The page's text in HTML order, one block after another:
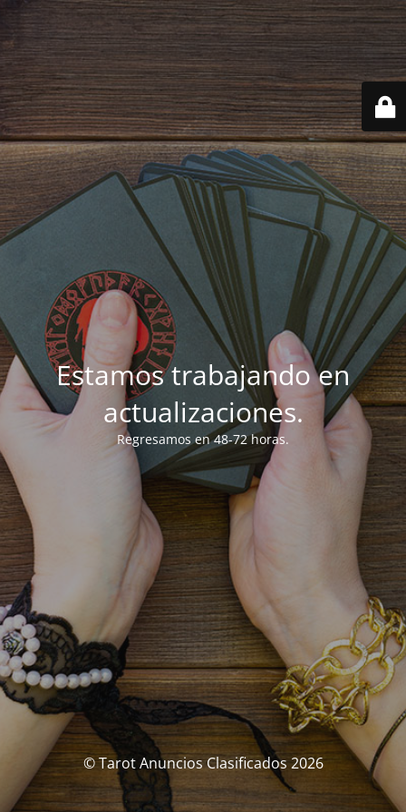
Estamos trabajando en
actualizaciones.
Regresamos en 48-72 horas.
© Tarot Anuncios Clasificados 2026